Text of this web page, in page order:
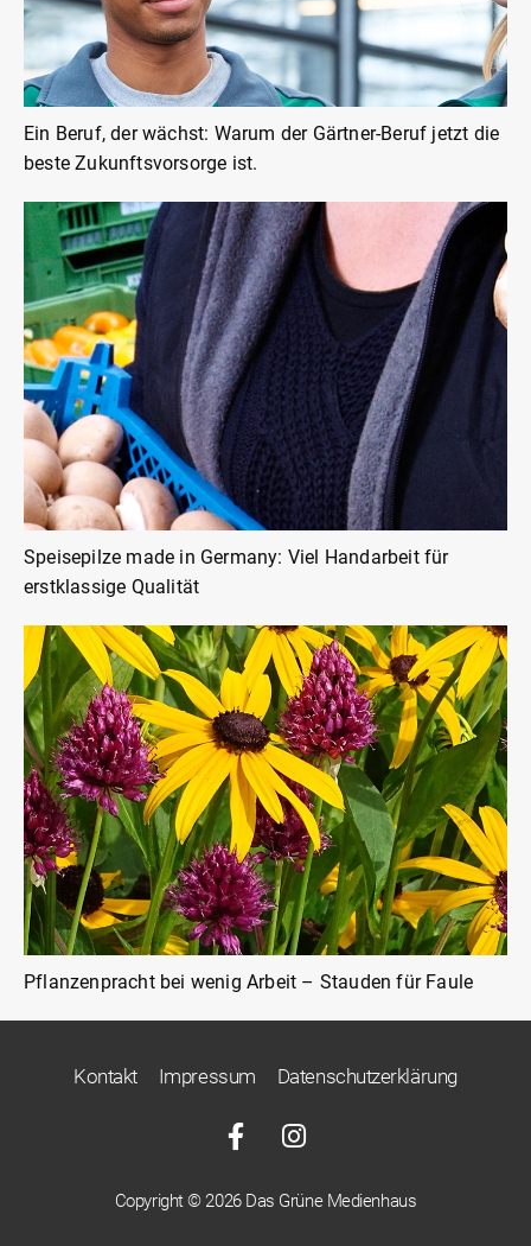
Ein Beruf, der wächst: Warum der Gärtner-Beruf jetzt die
beste Zukunftsvorsorge ist.
Speisepilze made in Germany: Viel Handarbeit für
erstklassige Qualität
Pflanzenpracht bei wenig Arbeit – Stauden für Faule
Kontakt Impressum Datenschutzerklärung
Copyright © 2026 Das Grüne Medienhaus